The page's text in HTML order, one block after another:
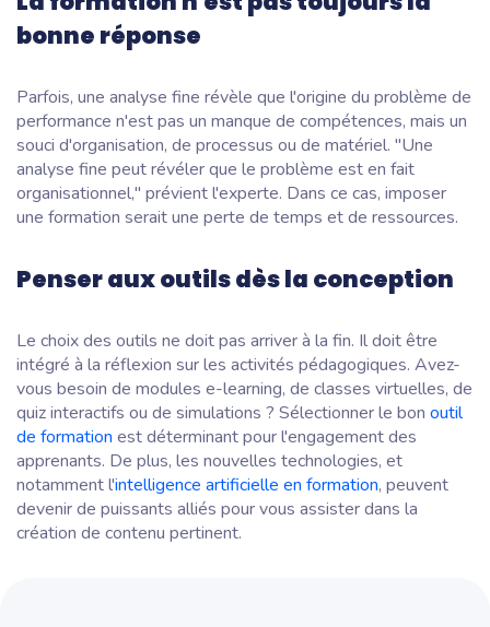
bonne réponse
Parfois, une analyse fine révèle que l'origine du problème de
performance n'est pas un manque de compétences, mais un
souci d'organisation, de processus ou de matériel. "Une
analyse fine peut révéler que le problème est en fait
organisationnel," prévient l'experte. Dans ce cas, imposer
une formation serait une perte de temps et de ressources.
Penser aux outils dès la conception
Le choix des outils ne doit pas arriver à la fin. Il doit être
intégré à la réflexion sur les activités pédagogiques. Avez-
vous besoin de modules e-learning, de classes virtuelles, de
quiz interactifs ou de simulations ? Sélectionner le bon outil
de formation est déterminant pour l'engagement des
apprenants. De plus, les nouvelles technologies, et
notamment l'intelligence artificielle en formation, peuvent
devenir de puissants alliés pour vous assister dans la
création de contenu pertinent.